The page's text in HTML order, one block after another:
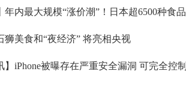
年内最大规模“涨价潮”！日本超6500种食
狮美食和“夜经济” 将亮相央视
】iPhone被曝存在严重安全漏洞 可完全控